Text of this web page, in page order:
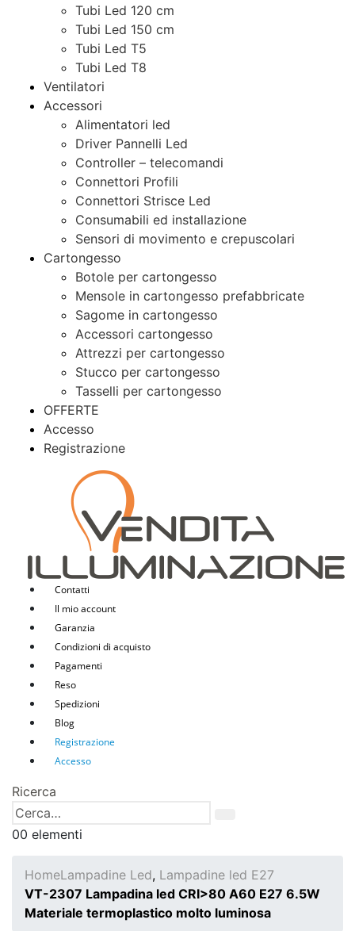
Tubi Led 120 cm
Tubi Led 150 cm
Tubi Led T5
Tubi Led T8
Ventilatori
Accessori
Alimentatori led
Driver Pannelli Led
Controller – telecomandi
Connettori Profili
Connettori Strisce Led
Consumabili ed installazione
Sensori di movimento e crepuscolari
Cartongesso
Botole per cartongesso
Mensole in cartongesso prefabbricate
Sagome in cartongesso
Accessori cartongesso
Attrezzi per cartongesso
Stucco per cartongesso
Tasselli per cartongesso
OFFERTE
Accesso
Registrazione
Contatti
Il mio account
Garanzia
Condizioni di acquisto
Pagamenti
Reso
Spedizioni
Blog
Registrazione
Accesso
Ricerca
00 elementi
HomeLampadine Led, Lampadine led E27
VT-2307 Lampadina led CRI>80 A60 E27 6.5W
Materiale termoplastico molto luminosa